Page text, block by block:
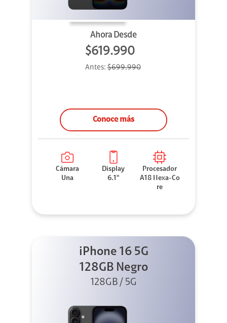
Ahora Desde
$619.990
Antes:$699.990
Conoce más
Cámara
Una
Display
6.1"
Procesador
A18 Hexa-Co
re
iPhone 16 5G
128GB Negro
128GB / 5G